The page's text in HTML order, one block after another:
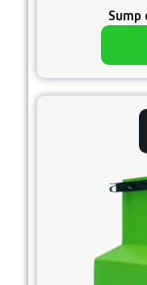
Sump